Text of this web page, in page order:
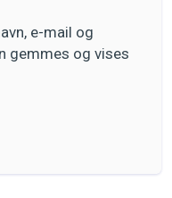
e-mail og
gemmes og vises